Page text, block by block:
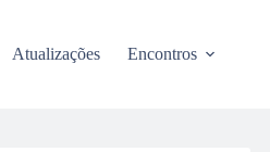
Atualizações Encontros